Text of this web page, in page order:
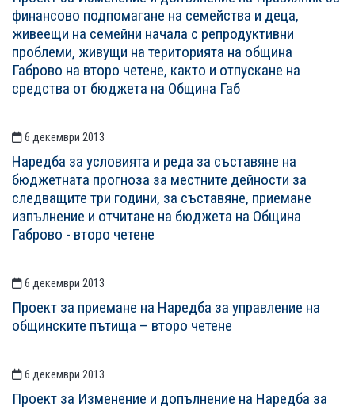
финансово подпомагане на семейства и деца,
живеещи на семейни начала с репродуктивни
проблеми, живущи на територията на община
Габрово на второ четене, както и отпускане на
средства от бюджета на Община Габ
6 декември 2013
Наредба за условията и реда за съставяне на
бюджетната прогноза за местните дейности за
следващите три години, за съставяне, приемане
изпълнение и отчитане на бюджета на Община
Габрово - второ четене
6 декември 2013
Проект за приемане на Наредба за управление на
общинските пътища – второ четене
6 декември 2013
Проект за Изменение и допълнение на Наредба за